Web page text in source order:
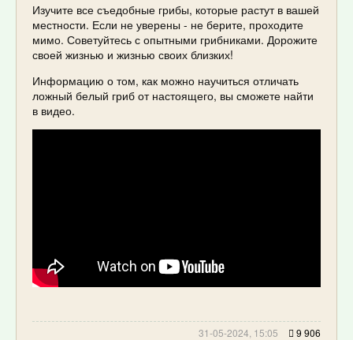
Изучите все съедобные грибы, которые растут в вашей
местности. Если не уверены - не берите, проходите
мимо. Советуйтесь с опытными грибниками. Дорожите
своей жизнью и жизнью своих близких!
Информацию о том, как можно научиться отличать
ложный белый гриб от настоящего, вы сможете найти
в видео.
31-05-2024, 15:05 9 906